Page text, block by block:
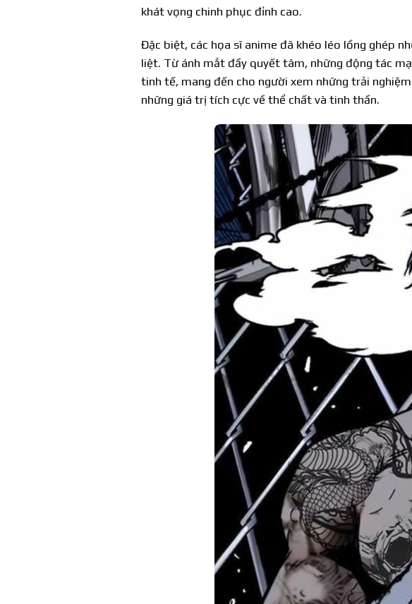
khát vọng chinh phục đỉnh cao.
Đặc biệt, các họa sĩ anime đã khéo léo lồng ghép
liệt. Từ ánh mắt đầy quyết tâm, những động tác
tinh tế, mang đến cho người xem những trải
những giá trị tích cực về thể chất và tinh thần.